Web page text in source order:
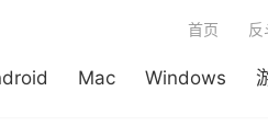
Mac Windows
首页